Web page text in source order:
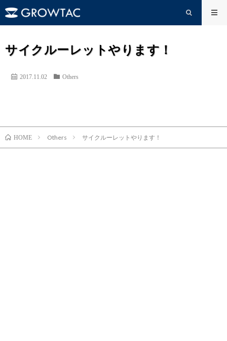
サイクルーレットやります！
2017.11.02 Others
HOME Others サイクルーレットやります！